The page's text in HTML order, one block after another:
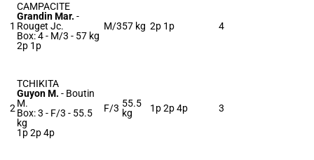
1
CAMPACITE
Grandin Mar. -
Rouget Jc.
Box: 4 - M/3 - 57 kg
2p 1p
M/357 kg 2p 1p 4
2
TCHIKITA
Guyon M. - Boutin
M.
Box: 3 - F/3 - 55.5
kg
1p 2p 4p
F/3 55.5
kg
1p 2p 4p 3